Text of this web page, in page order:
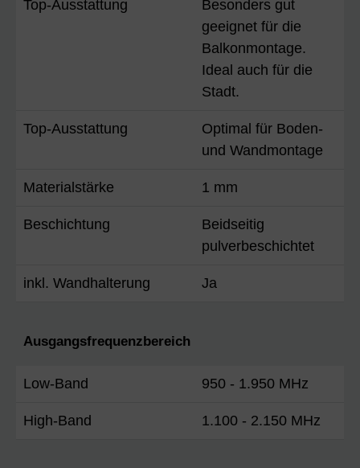
Top-Ausstattung
Besonders gut
geeignet für die
Balkonmontage.
Ideal auch für die
Stadt.
Top-Ausstattung
Optimal für Boden-
und Wandmontage
Materialstärke 1 mm
Beschichtung
Beidseitig
pulverbeschichtet
inkl. Wandhalterung Ja
Ausgangsfrequenzbereich
Low-Band 950 - 1.950 MHz
High-Band 1.100 - 2.150 MHz